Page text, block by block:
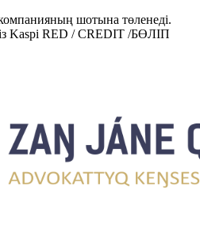
шотына төленеді.
Kaspi RED / CREDIT /БӨЛІП